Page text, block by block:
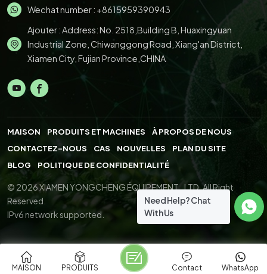
Wechat number : +8615959390943
Ajouter : Address: No. 2518,Building B, Huaxingyuan
Industrial Zone, Chiwanggong Road, Xiang'an District,
Xiamen City, Fujian Province,CHINA
MAISON PRODUITS ET MACHINES
À PROPOS DE NOUS
CONTACTEZ-NOUS
CAS NOUVELLES
PLAN DU SITE
BLOG
POLITIQUE DE CONFIDENTIALITÉ
© 2026 XIAMEN YONGCHENG ÉQUIPEMENT., LTD. All Right
Reserved.
IPv6 network supported.
MAISON PRODUITS WhatsApp
Contact
Need Help? Chat
With Us